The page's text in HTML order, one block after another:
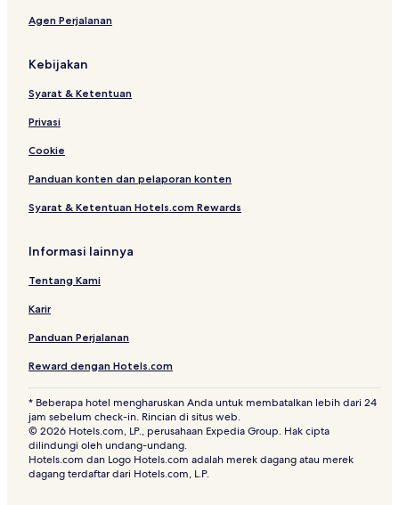
Agen Perjalanan
Kebijakan
Syarat & Ketentuan
Privasi
Cookie
Panduan konten dan pelaporan konten
Syarat & Ketentuan Hotels.com Rewards
Informasi lainnya
Tentang Kami
Karir
Panduan Perjalanan
Reward dengan Hotels.com
* Beberapa hotel mengharuskan Anda untuk membatalkan lebih dari 24
jam sebelum check-in. Rincian di situs web.
© 2026 Hotels.com, LP., perusahaan Expedia Group. Hak cipta
dilindungi oleh undang-undang.
Hotels.com dan Logo Hotels.com adalah merek dagang atau merek
dagang terdaftar dari Hotels.com, L.P.